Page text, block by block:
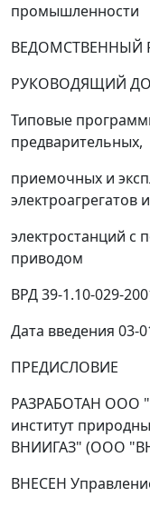
промышленности
ВЕДОМСТВЕННЫЙ
РУКОВОДЯЩИЙ
Типовые
предварительных,
приемочных и
электроагрегатов и
электростанций
приводом
ВРД 39-1.10-029-
Дата введения 03-
ПРЕДИСЛОВИЕ
РАЗРАБОТАН ООО
институт
ВНИИГАЗ" (ООО
ВНЕСЕН